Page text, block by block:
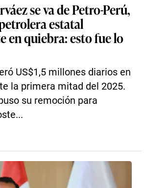
se va de Petro-Perú,
estatal
en quiebra: esto fue lo
US$1,5 millones diarios en
la primera mitad del 2025.
su remoción para